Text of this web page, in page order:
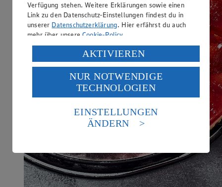
Verfügung stehen. Weitere Erklärungen sowie einen
Link zu den Datenschutz-Einstellungen findest du in
unserer Datenschutzerklärung. Hier erfährst du auch
mehr über unsereCookie-Policy.
Verarbeitung deiner personenbezogenen Daten in den
USA durch Facebook und YouTube:
Wenn du auf „Aktivieren“ klickst, willigst du im Sinne
des Art. 49 Abs. 1 Satz 1 lit. a) DSGVO ein, dass deine
Daten in den USA verarbeitet werden. Der EuGH sieht
die USA als Land mit einem nach europäischen
Standards nicht angemessenen Datenschutzniveau an.
Es besteht das Risiko eines Zugriffs durch US-
Informationen zum Herausgeber der Seite findest du
imImpressum
AKTIVIEREN
NUR NOTWENDIGE
TECHNOLOGIEN
EINSTELLUNGEN
ÄNDERN